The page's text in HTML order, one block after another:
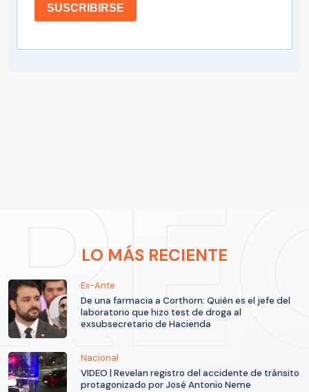
SUSCRIBIRSE
LO MÁS RECIENTE
Ex-Ante
De una farmacia a Corthorn: Quién es el jefe del
laboratorio que hizo test de droga al
exsubsecretario de Hacienda
Nacional
VIDEO | Revelan registro del accidente de tránsito
protagonizado por José Antonio Neme